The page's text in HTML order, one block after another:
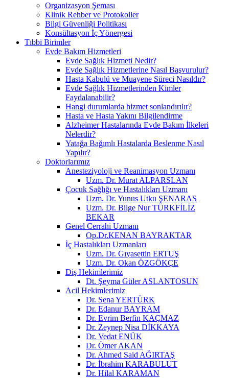
Organizasyon Şeması
Klinik Rehber ve Protokoller
Bilgi Güvenliği Politikası
Konsültasyon İç Yönergesi
Tıbbi Birimler
Evde Bakım Hizmetleri
Evde Sağlık Hizmeti Nedir?
Evde Sağlık Hizmetlerine Nasıl Başvurulur?
Hasta Kabulü ve Muayene Süreci Nasıldır?
Evde Sağlık Hizmetlerinden Kimler
Faydalanabilir?
Hangi durumlarda hizmet sonlandırılır?
Hasta ve Hasta Yakını Bilgilendirme
Alzheimer Hastalarında Evde Bakım İlkeleri
Nelerdir?
Yatağa Bağımlı Hastalarda Beslenme Nasıl
Yapılır?
Doktorlarımız
Anesteziyoloji ve Reanimasyon Uzmanı
Uzm. Dr. Murat ALPARSLAN
Çocuk Sağlığı ve Hastalıkları Uzmanı
Uzm. Dr. Yunus Utku ŞENARAS
Uzm. Dr. Bilge Nur TÜRKFİLİZ
BEKAR
Genel Cerrahi Uzmanı
Op.Dr.KENAN BAYRAKTAR
İç Hastalıkları Uzmanları
Uzm. Dr. Gıyasettin ERTUŞ
Uzm. Dr. Okan ÖZGÖKÇE
Diş Hekimlerimiz
Dt. Şeyma Güler ASLANTOSUN
Acil Hekimlerimiz
Dr. Sena YERTÜRK
Dr. Edanur BAYRAM
Dr. Evrim Berfin KAÇMAZ
Dr. Zeynep Nisa DİKKAYA
Dr. Vedat ENÜK
Dr. Ömer AKAN
Dr. Ahmed Said AĞIRTAŞ
Dr. İbrahim KARABULUT
Dr. Hilal KARAMAN